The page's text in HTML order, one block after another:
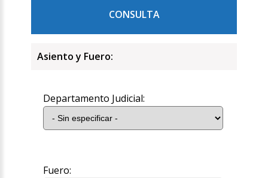
CONSULTA
Asiento y Fuero:
Departamento Judicial:
Fuero: